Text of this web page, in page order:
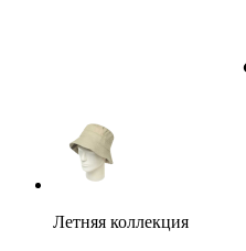
Летняя коллекция